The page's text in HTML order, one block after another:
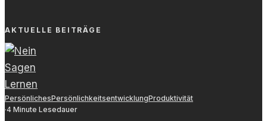
AKTUELLE BEITRÄGE
PersönlichesPersönlichkeitsentwicklungProduktivität
·4 Minute Lesedauer